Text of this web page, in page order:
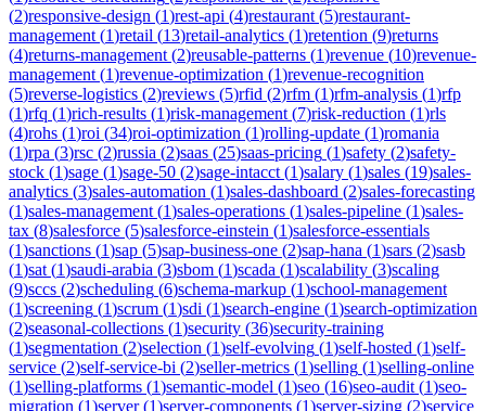
(2)responsive-design (1)rest-api (4)restaurant (5)restaurant-
management (1)retail (13)retail-analytics (1)retention (9)returns
(4)returns-management (2)reusable-patterns (1)revenue (10)revenue-
management (1)revenue-optimization (1)revenue-recognition
(5)reverse-logistics (2)reviews (5)rfid (2)rfm (1)rfm-analysis (1)rfp
(1)rfq (1)rich-results (1)risk-management (7)risk-reduction (1)rls
(4)rohs (1)roi (34)roi-optimization (1)rolling-update (1)romania
(1)rpa (3)rsc (2)russia (2)saas (25)saas-pricing (1)safety (2)safety-
stock (1)sage (1)sage-50 (2)sage-intacct (1)salary (1)sales (19)sales-
analytics (3)sales-automation (1)sales-dashboard (2)sales-forecasting
(1)sales-management (1)sales-operations (1)sales-pipeline (1)sales-
tax (8)salesforce (5)salesforce-einstein (1)salesforce-essentials
(1)sanctions (1)sap (5)sap-business-one (2)sap-hana (1)sars (2)sasb
(1)sat (1)saudi-arabia (3)sbom (1)scada (1)scalability (3)scaling
(9)sccs (2)scheduling (6)schema-markup (1)school-management
(1)screening (1)scrum (1)sdi (1)search-engine (1)search-optimization
(2)seasonal-collections (1)security (36)security-training
(1)segmentation (2)selection (1)self-evolving (1)self-hosted (1)self-
service (2)self-service-bi (2)seller-metrics (1)selling (1)selling-online
(1)selling-platforms (1)semantic-model (1)seo (16)seo-audit (1)seo-
migration (1)server(1)server-components (1)server-sizing (2)service